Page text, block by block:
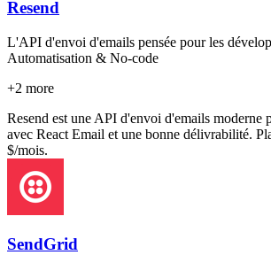
Resend
L'API d'envoi d'emails pensée pour les
Automatisation & No-code
+2 more
Resend est une API d'envoi d'emails moderne
avec React Email et une bonne délivrabilité.
$/mois.
SendGrid